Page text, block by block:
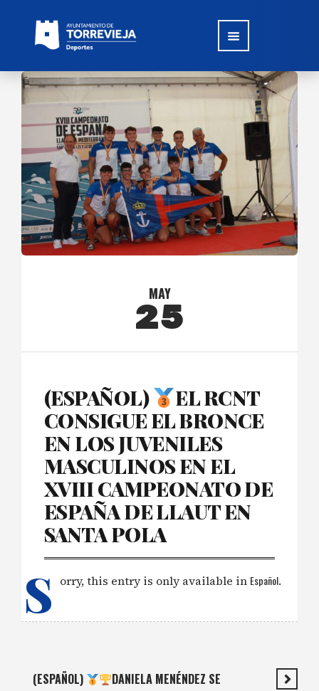
MAY
25
(ESPAÑOL)
EL RCNT
CONSIGUE EL BRONCE
EN LOS JUVENILES
MASCULINOS EN EL
XVIII CAMPEONATO DE
ESPAÑA DE LLAUT EN
SANTA POLA
S orry, this entry is only available in Español.
(ESPAÑOL)
DANIELA MENÉNDEZ SE